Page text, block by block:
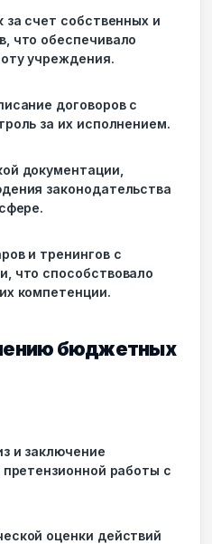
за счет собственных и
что обеспечивало
учреждения.
договоров с
за их исполнением.
документации,
законодательства
и тренингов с
что способствовало
компетенции.
бюджетных
и заключение
работы с
оценки действий